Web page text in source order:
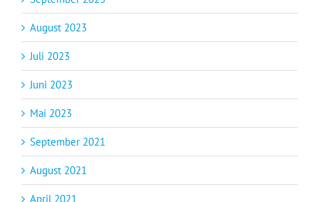
August 2023
Juli 2023
Juni 2023
Mai 2023
September 2021
August 2021
April 2021